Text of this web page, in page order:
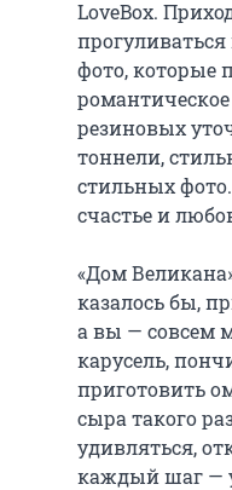
LoveBox.
фото, которые
резиновых
тоннели,
стильных
счастье и
«Дом
казалось бы,
а вы — совсем
карусель,
приготовить
сыра такого
удивляться,
каждый шаг —